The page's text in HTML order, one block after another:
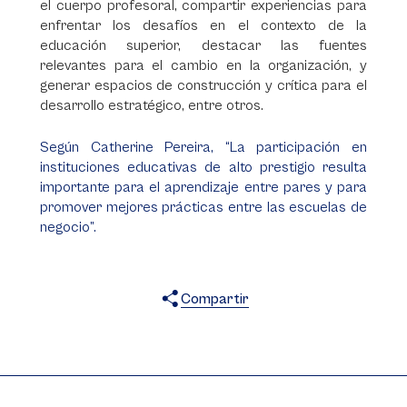
el cuerpo profesoral, compartir experiencias para
enfrentar los desafíos en el contexto de la
educación superior, destacar las fuentes
relevantes para el cambio en la organización, y
generar espacios de construcción y crítica para el
desarrollo estratégico, entre otros.
Según Catherine Pereira, “La participación en
instituciones educativas de alto prestigio resulta
importante para el aprendizaje entre pares y para
promover mejores prácticas entre las escuelas de
negocio”.
Compartir